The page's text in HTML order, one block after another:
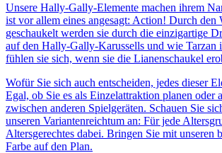
Unsere Hally-Gally-Elemente machen ihrem
ist vor allem eines angesagt: Action! Durch den
geschaukelt werden sie durch die einzigartige
auf den Hally-Gally-Karussells und wie Tarzan
fühlen sie sich, wenn sie die Lianenschaukel
Wofür Sie sich auch entscheiden, jedes dieser
Egal, ob Sie es als Einzelattraktion planen oder
zwischen anderen Spielgeräten. Schauen Sie
unseren Variantenreichtum an: Für jede
Altersgerechtes dabei. Bringen Sie mit unseren
Farbe auf den Plan.